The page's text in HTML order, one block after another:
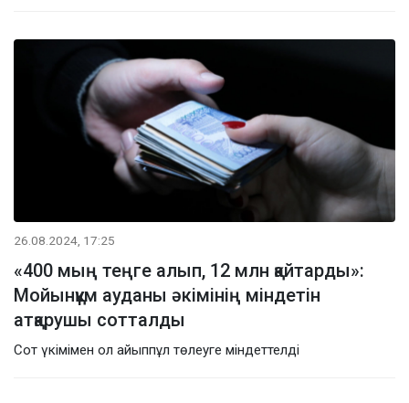
26.08.2024, 17:25
«400 мың теңге алып, 12 млн қайтарды»:
Мойынқұм ауданы әкімінің міндетін
атқарушы сотталды
Сот үкімімен ол айыппұл төлеуге міндеттелді